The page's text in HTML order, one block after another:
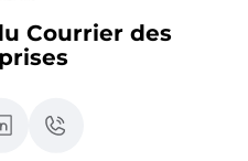
Courrier des